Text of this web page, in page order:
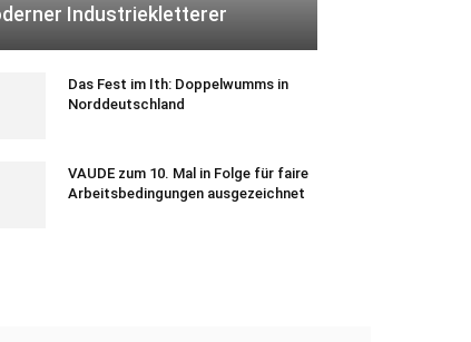
Industriekletterer
Das Fest im Ith: Doppelwumms in
Norddeutschland
VAUDE zum 10. Mal in Folge für faire
Arbeitsbedingungen ausgezeichnet